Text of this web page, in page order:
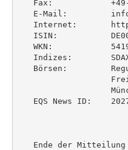
Fax:
E-Mail:
Internet:
ISIN:
WKN:
Indizes:
Börsen:
EQS News ID:
Ende der